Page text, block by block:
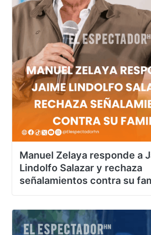
Manuel Zelaya responde a
señalamientos contra su